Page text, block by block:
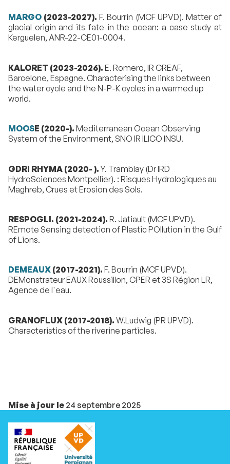
MARGO (2023-2027). F. Bourrin (MCF UPVD). Matter of
glacial origin and its fate in the ocean: a case study at
Kerguelen, ANR-22-CE01-0004.
KALORET (2023-2026). E. Romero, IR CREAF,
Barcelone, Espagne. Characterising the links between
the water cycle and the N-P-K cycles in a warmed up
world.
MOOSE (2020-). Mediterranean Ocean Observing
System of the Environment, SNO IR ILICO INSU.
GDRI RHYMA (2020- ). Y. Tramblay (Dr IRD
HydroSciences Montpellier). : Risques Hydrologiques au
Maghreb, Crues et Erosion des Sols.
RESPOGLI. (2021-2024). R. Jatiault (MCF UPVD).
REmote Sensing detection of Plastic POllution in the Gulf
of Lions.
DEMEAUX (2017-2021). F. Bourrin (MCF UPVD).
DEMonstrateur EAUX Roussillon, CPER et 3S Région LR,
Agence de l'eau.
GRANOFLUX (2017-2018). W.Ludwig (PR UPVD).
Characteristics of the riverine particles.
Mise à jour le 24 septembre 2025